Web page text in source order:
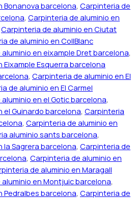
Bonanova barcelona, Carpinteria de
, Carpinteria de aluminio en
Carpinteria de aluminio en Ciutat
de aluminio en CollBlanc
en eixample Dret barcelona,
Esquerra barcelona
, Carpinteria de aluminio en El
de aluminio en El Carmel
en el Gotic barcelona,
el Guinardo barcelona, Carpinteria
, Carpinteria de aluminio en
aluminio sants barcelona,
la Sagrera barcelona, Carpinteria de
, Carpinteria de aluminio en
de aluminio en Maragall
en Montjuic barcelona,
Pedralbes barcelona, Carpinteria de